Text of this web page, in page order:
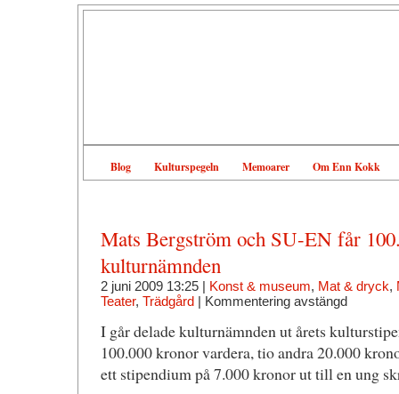
Blog Kulturspegeln Memoarer Om Enn Kokk
Mats Bergström och SU-EN får
kulturnämnden
2 juni 2009 13:25 | Konst & museum, Mat & dryck,
Teater, Trädgård| Kommentering avstängd
I går delade kulturnämnden ut årets
100.000 kronor vardera, tio andra 20.000
ett stipendium på 7.000 kronor ut till en ung